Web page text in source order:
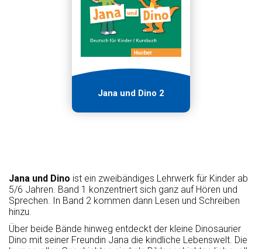
Jana und Dino 2
Jana und Dino ist ein zweibändiges Lehrwerk für Kinder ab
5/6 Jahren. Band 1 konzentriert sich ganz auf Hören und
Sprechen. In Band 2 kommen dann Lesen und Schreiben
hinzu.
Über beide Bände hinweg entdeckt der kleine Dinosaurier
Dino mit seiner Freundin Jana die kindliche Lebenswelt. Die